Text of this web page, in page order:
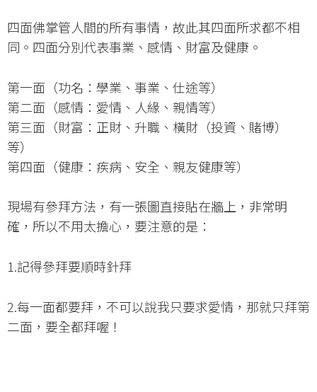
四面佛掌管人間的所有事情，故此其四面所求都不相
同。四面分別代表事業、感情、財富及健康。
第一面（功名：學業、事業、仕途等）
第二面（感情：愛情、人緣、親情等）
第三面（財富：正財、升職、橫財（投資、賭博）
等）
第四面（健康：疾病、安全、親友健康等）
現場有參拜方法，有一張圖直接貼在牆上，非常明
確，所以不用太擔心，要注意的是：
1.記得參拜要順時針拜
2.每一面都要拜，不可以說我只要求愛情，那就只拜第
二面，要全都拜喔！